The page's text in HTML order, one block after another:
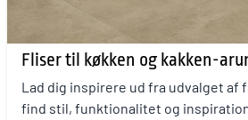
Fliser til køkken og kakken-
Lad dig inspirere ud fra udvalget af
find stil, funktionalitet og